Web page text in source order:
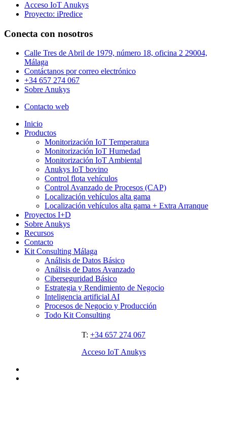
Acceso IoT Anukys
Proyecto: iPredice
Conecta con nosotros
Calle Tres de Abril de 1979, número 18, oficina 2 29004,
Málaga
Contáctanos por correo electrónico
+34 657 274 067
Sobre Anukys
Contacto web
Close
Menu
Inicio
Productos
Monitorización IoT Temperatura
Monitorización IoT Humedad
Monitorización IoT Ambiental
Anukys IoT bovino
Control flota vehículos
Control Avanzado de Procesos (CAP)
Localización vehículos alta gama
Localización vehículos alta gama + Extra Arranque
Proyectos I+D
Sobre Anukys
Recursos
Contacto
Kit Consulting Málaga
Análisis de Datos Básico
Análisis de Datos Avanzado
Ciberseguridad Básico
Estrategia y Rendimiento de Negocio
Inteligencia artificial AI
Procesos de Negocio y Producción
Todo Kit Consulting
T: +34 657 274 067
Acceso IoT Anukys